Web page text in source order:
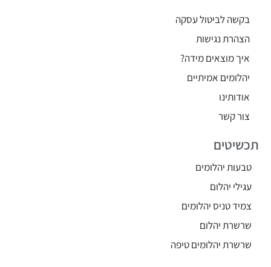
בקשה לביטול עסקה
הצהרת נגישות
איך מוצאים מידה?
יהלומים אמיתיים
אודותינו
צור קשר
תכשיטים
טבעות יהלומים
עגילי יהלום
צמיד טניס יהלומים
שרשרת יהלום
שרשרת יהלומים טיפה